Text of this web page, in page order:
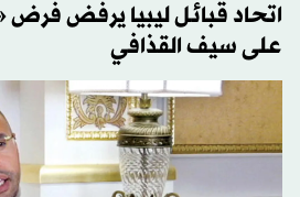
اتحاد قبائل ليبيا يرفض فرض
على سيف القذافي